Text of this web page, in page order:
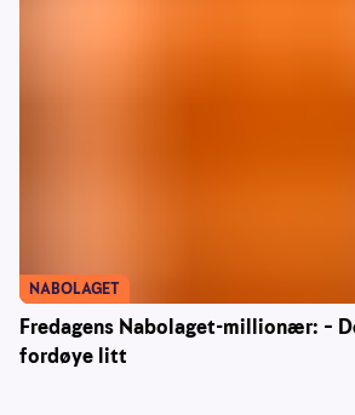
Fredagens Nabolaget-millionær: –
fordøye litt
NABOLAGET